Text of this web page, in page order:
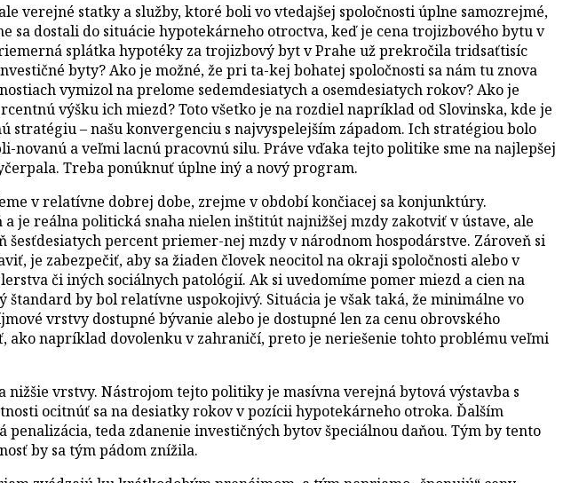
verejné statky a služby, ktoré boli vo vtedajšej spoločnosti úplne samozrejmé,
sa dostali do situácie hypotekárneho otroctva, keď je cena trojizbového bytu v
splátka hypotéky za trojizbový byt v Prahe už prekročila tridsaťtisíc
byty? Ako je možné, že pri ta-kej bohatej spoločnosti sa nám tu znova
vymizol na prelome sedemdesiatych a osemdesiatych rokov? Ako je
výšku ich miezd? Toto všetko je na rozdiel napríklad od Slovinska, kde je
– našu konvergenciu s najvyspelejším západom. Ich stratégiou bolo
a veľmi lacnú pracovnú silu. Práve vďaka tejto politike sme na najlepšej
Treba ponúknuť úplne iný a nový program.
v relatívne dobrej dobe, zrejme v období končiacej sa konjunktúry.
je reálna politická snaha nielen inštitút najnižšej mzdy zakotviť v ústave, ale
percent priemer-nej mzdy v národnom hospodárstve. Zároveň si
je zabezpečiť, aby sa žiaden človek neocitol na okraji spoločnosti alebo v
či iných sociálnych patológií. Ak si uvedomíme pomer miezd a cien na
by bol relatívne uspokojivý. Situácia je však taká, že minimálne vo
vrstvy dostupné bývanie alebo je dostupné len za cenu obrovského
ako napríklad dovolenku v zahraničí, preto je neriešenie tohto problému veľmi
vrstvy. Nástrojom tejto politiky je masívna verejná bytová výstavba s
ocitnúť sa na desiatky rokov v pozícii hypotekárneho otroka. Ďalším
teda zdanenie investičných bytov špeciálnou daňou. Tým by tento
by sa tým pádom znížila.